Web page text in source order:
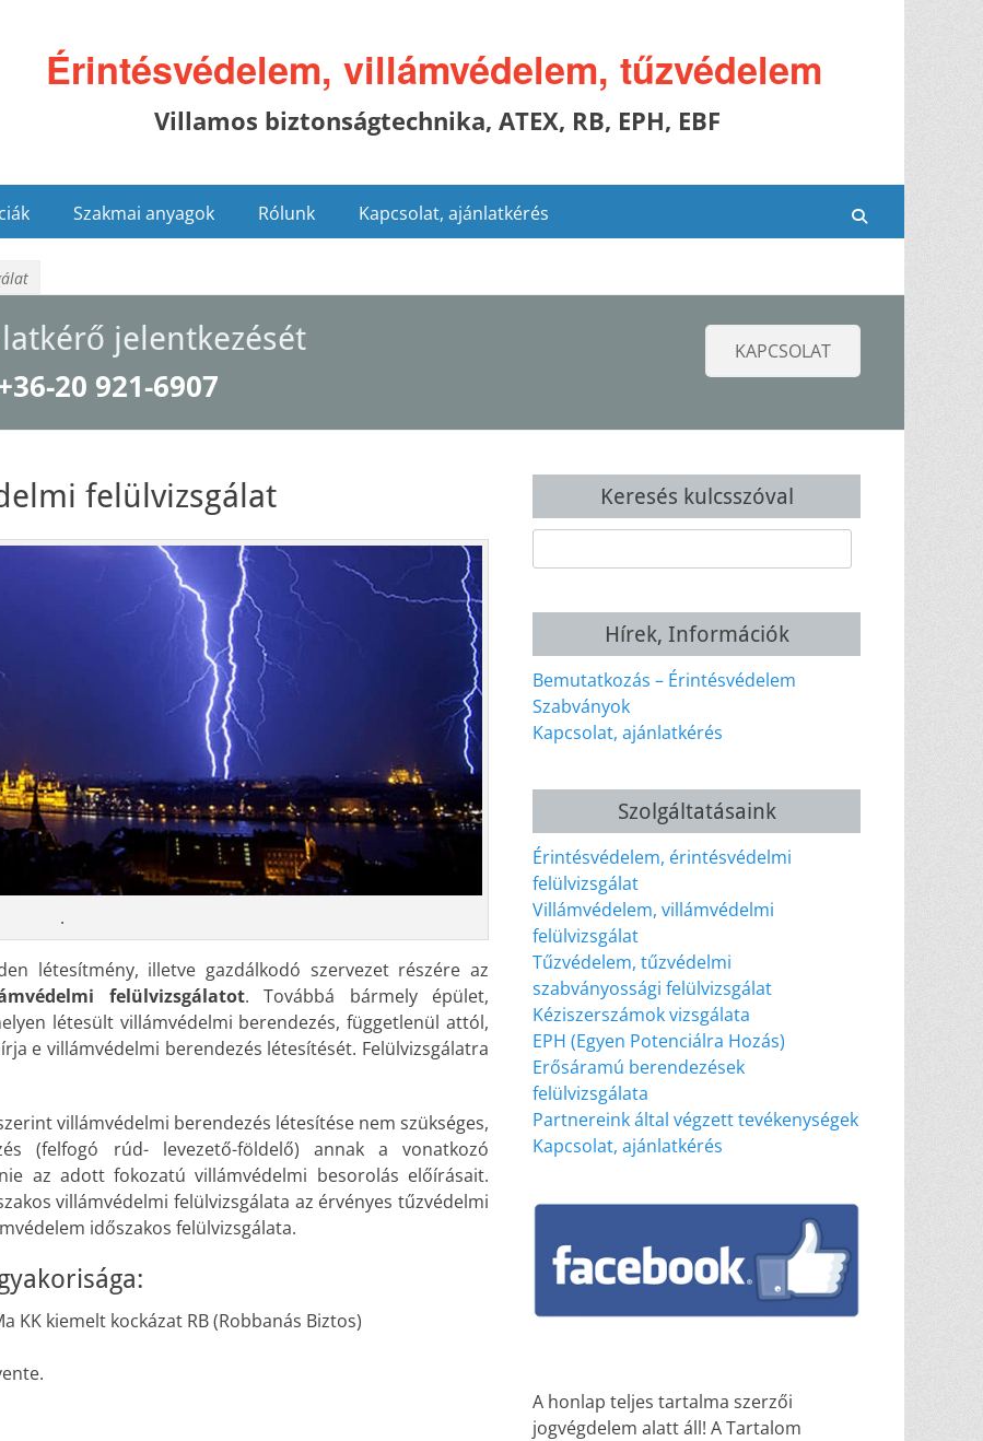
Érintésvédelem, villámvédelem, tűzvédelem
Villamos biztonságtechnika, ATEX, RB, EPH, EBF
Szakmai anyagok Rólunk Kapcsolat, ajánlatkérés
jelentkezését
20 921-6907
KAPCSOLAT
felülvizsgálat
.
létesítmény, illetve gazdálkodó szervezet részére az
felülvizsgálatot. Továbbá bármely épület,
létesült villámvédelmi berendezés, függetlenül attól,
e villámvédelmi berendezés létesítését. Felülvizsgálatra
villámvédelmi berendezés létesítése nem szükséges,
(felfogó rúd- levezető-földelő) annak a vonatkozó
az adott fokozatú villámvédelmi besorolás előírásait.
villámvédelmi felülvizsgálata az érvényes tűzvédelmi
időszakos felülvizsgálata.
KK kiemelt kockázat RB (Robbanás Biztos)
Keresés kulcsszóval
Hírek, Információk
Bemutatkozás – Érintésvédelem
Szabványok
Kapcsolat, ajánlatkérés
Szolgáltatásaink
Érintésvédelem, érintésvédelmi
felülvizsgálat
Villámvédelem, villámvédelmi
felülvizsgálat
Tűzvédelem, tűzvédelmi
szabványossági felülvizsgálat
Kéziszerszámok vizsgálata
EPH (Egyen Potenciálra Hozás)
Erősáramú berendezések
felülvizsgálata
Partnereink által végzett tevékenységek
Kapcsolat, ajánlatkérés
A honlap teljes tartalma szerzői
jogvégdelem alatt áll! A Tartalom